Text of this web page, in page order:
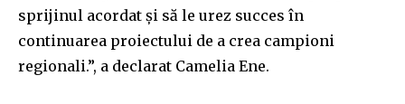
sprijinul acordat și să le urez succes în
continuarea proiectului de a crea campioni
regionali.”, a declarat Camelia Ene.